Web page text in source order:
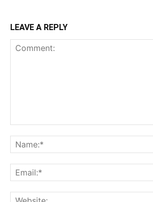
LEAVE A REPLY